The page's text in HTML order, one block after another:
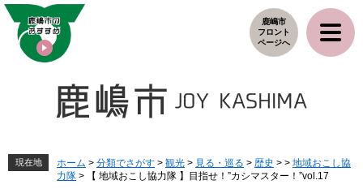
ペ
メ
鹿嶋市
フロント
ページへ
現在地 ホーム > 分類でさがす > 観光 > 見る・巡る > 歴史 > > 地域おこし協
力隊 > 【 地域おこし協力隊 】目指せ！”カシマスター！”vol.17